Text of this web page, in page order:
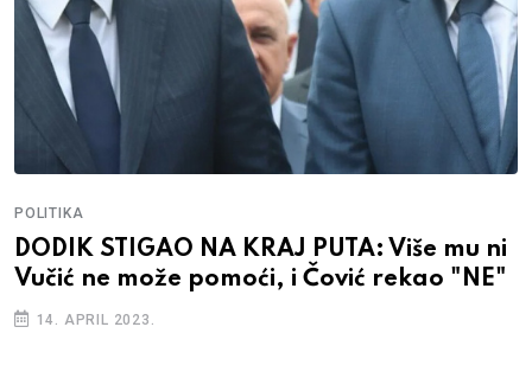
POLITIKA
DODIK STIGAO NA KRAJ PUTA: Više mu ni
Vučić ne može pomoći, i Čović rekao "NE"
14. APRIL 2023.